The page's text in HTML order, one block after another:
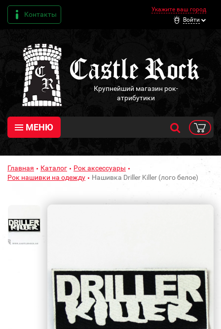
Контакты
Укажите ваш город
Войти
Крупнейший магазин рок-
атрибутики
МЕНЮ
Главная Каталог
Рок аксессуары
Рок нашивки на одежду
Нашивка Driller Killer (лого белое)